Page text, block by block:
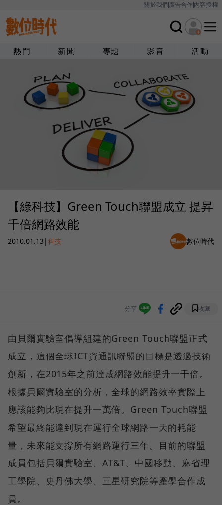
關於我們廣告合作內容授權
熱門 新聞 專題 影音 活動
【綠科技】Green Touch聯盟成立 提昇
千倍網路效能
2010.01.13 |科技 數位時代
分享 收藏
由貝爾實驗室倡導組建的Green Touch聯盟正式
成立，這個全球ICT資通訊聯盟的目標是透過技術
創新，在2015年之前達成網路效能提升一千倍。
根據貝爾實驗室的分析，全球的網路效率實際上
應該能夠比現在提升一萬倍。Green Touch聯盟
希望最終能達到現在運行全球網路一天的耗能
量，未來能支撐所有網路運行三年。目前的聯盟
成員包括貝爾實驗室、AT&T、中國移動、麻省理
工學院、史丹佛大學、三星研究院等產學合作成
員。